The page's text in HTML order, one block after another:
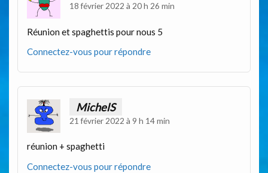
18 février 2022 à 20 h 26 min
Réunion et spaghettis pour nous 5
Connectez-vous pour répondre
MichelS
21 février 2022 à 9 h 14 min
réunion + spaghetti
Connectez-vous pour répondre